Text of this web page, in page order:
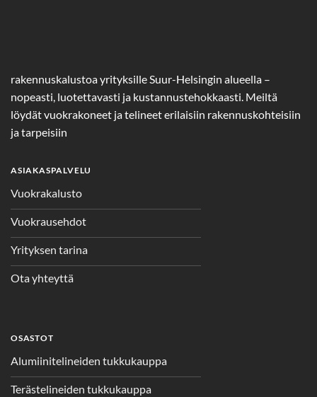
rakennuskalustoa yrityksille Suur-Helsingin alueella –
nopeasti, luotettavasti ja kustannustehokkaasti. Meiltä
löydät vuokrakoneet ja telineet erilaisiin rakennuskohteisiin
ja tarpeisiin
ASIAKASPALVELU
Vuokrakalusto
Vuokrausehdot
Yrityksen tarina
Ota yhteyttä
OSASTOT
Alumiinitelineiden tukkukauppa
Terästelineiden tukkukauppa